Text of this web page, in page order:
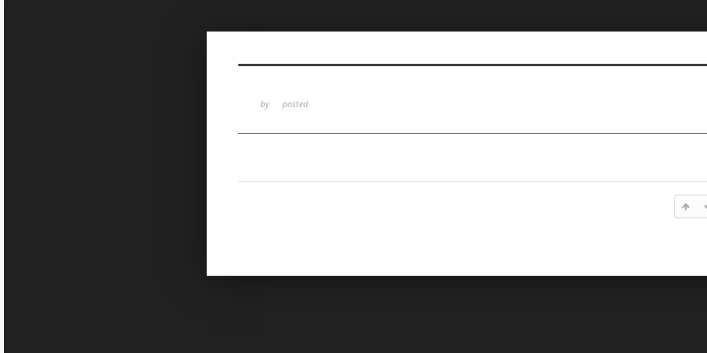
by posted
Sketchbook5, 스케치북5
Sketchbook5, 스케치북5